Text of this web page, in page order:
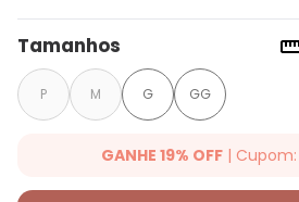
Tamanhos
P M G GG
GANHE 19% OFF | Cupom:
Ganhe 19% OFF Extra em qualquer